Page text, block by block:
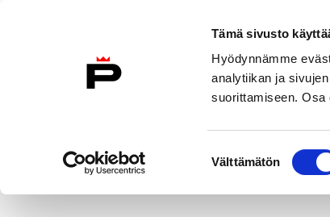
Tämä sivusto
Hyödynnämme
analytiikan ja
suorittamiseen. Osa
valinta
Välttämätön
To Home
Home
Collections Photograph